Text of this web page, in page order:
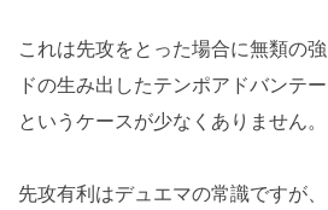
これは先攻をとった場合に無類の
ドの生み出したテンポアドバンテ
というケースが少なくありません。
先攻有利はデュエマの常識ですが